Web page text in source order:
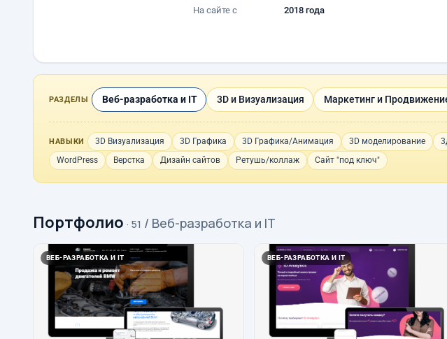
На сайте с
2018 года
РАЗДЕЛЫ Веб-разработка и IT 3D и Визуализация Маркетинг и
НАВЫКИ 3D Визуализация 3D Графика 3D Графика/Анимация 3D моделирование
WordPress
Верстка Дизайн сайтов Ретушь/коллаж Сайт "под ключ"
Портфолио · 51 / Веб-разработка и IT
ВЕБ-РАЗРАБОТКА И IT ВЕБ-РАЗРАБОТКА И IT